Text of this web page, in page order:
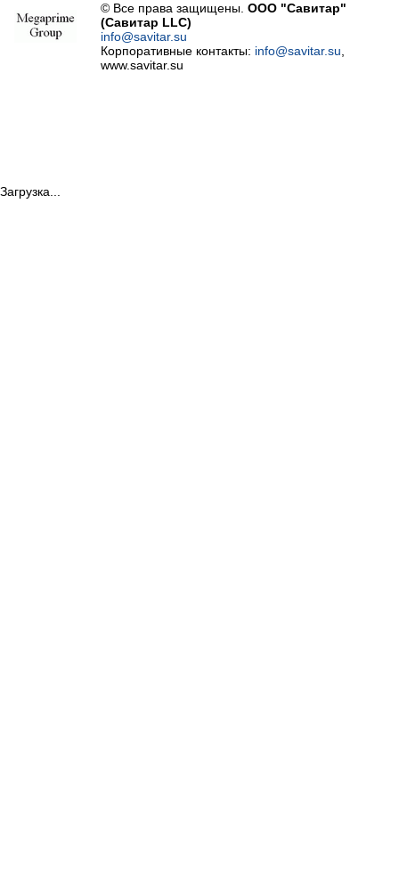
© Все права защищены.ООО "Савитар"
(Савитар LLC)
info@savitar.su
Корпоративные контакты: info@savitar.su
www.savitar.su
Загрузка...